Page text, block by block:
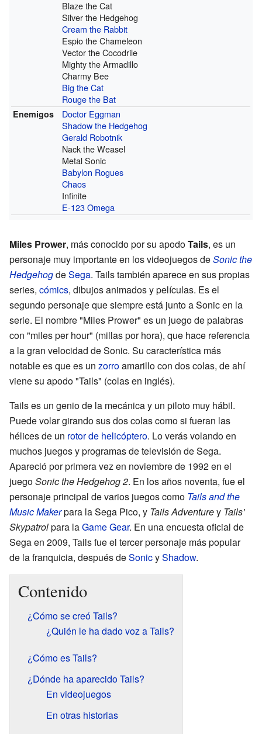
Blaze the Cat
Silver the Hedgehog
Cream the Rabbit
Espio the Chameleon
Vector the Cocodrile
Mighty the Armadillo
Charmy Bee
Big the Cat
Rouge the Bat
Enemigos
Doctor Eggman
Shadow the Hedgehog
Gerald Robotnik
Nack the Weasel
Metal Sonic
Babylon Rogues
Chaos
Infinite
E-123 Omega
Miles Prower, más conocido por su apodoTails, es un
personaje muy importante en los videojuegos deSonic the
HedgehogdeSega. Tails también aparece en sus propias
series, cómics, dibujos animados y películas. Es el
segundo personaje que siempre está junto a Sonic en la
serie. El nombre "Miles Prower" es un juego de palabras
con "miles per hour" (millas por hora), que hace referencia
a la gran velocidad de Sonic. Su característica más
notable es que es un zorroamarillo con dos colas, de ahí
viene su apodo "Tails" (colas en inglés).
Tails es un genio de la mecánica y un piloto muy hábil.
Puede volar girando sus dos colas como si fueran las
hélices de un rotor de helicóptero. Lo verás volando en
muchos juegos y programas de televisión de Sega.
Apareció por primera vez en noviembre de 1992 en el
juegoSonic the Hedgehog 2. En los años noventa, fue el
personaje principal de varios juegos como Tails and the
Music Makerpara la Sega Pico, y Tails Adventurey Tails'
Skypatrolpara laGame Gear. En una encuesta oficial de
Sega en 2009, Tails fue el tercer personaje más popular
de la franquicia, después deSonicyShadow.
Contenido
¿Cómo se creó Tails?
¿Quién le ha dado voz a Tails?
¿Cómo es Tails?
¿Dónde ha aparecido Tails?
En videojuegos
En otras historias